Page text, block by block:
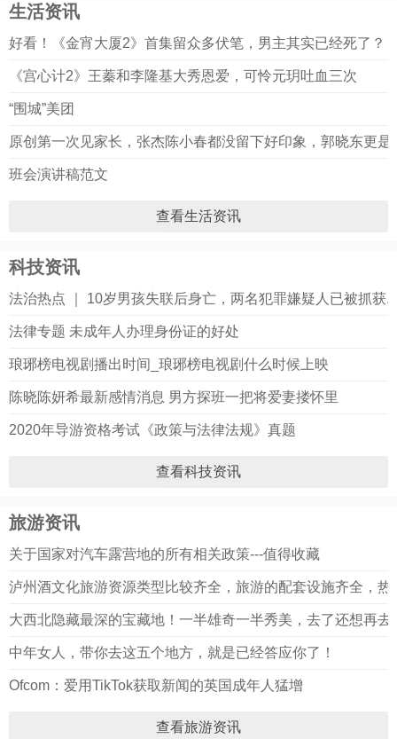
生活资讯
好看！《金宵大厦2》首集留众多伏笔，男主其实已经死了？
《宫心计2》王蓁和李隆基大秀恩爱，可怜元玥吐血三次
“围城”美团
原创第一次见家长，张杰陈小春都没留下好印象，郭晓东更是
班会演讲稿范文
查看生活资讯
科技资讯
法治热点 ｜ 10岁男孩失联后身亡，两名犯罪嫌疑人已被抓获...
法律专题 未成年人办理身份证的好处
琅琊榜电视剧播出时间_琅琊榜电视剧什么时候上映
陈晓陈妍希最新感情消息 男方探班一把将爱妻搂怀里
2020年导游资格考试《政策与法律法规》真题
查看科技资讯
旅游资讯
关于国家对汽车露营地的所有相关政策---值得收藏
泸州酒文化旅游资源类型比较齐全，旅游的配套设施齐全，热
大西北隐藏最深的宝藏地！一半雄奇一半秀美，去了还想再去
中年女人，带你去这五个地方，就是已经答应你了！
Ofcom：爱用TikTok获取新闻的英国成年人猛增
查看旅游资讯